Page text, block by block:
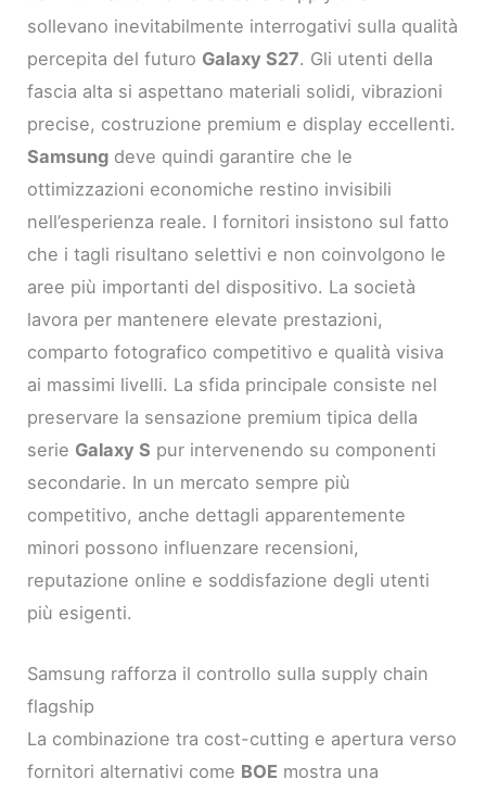
sollevano inevitabilmente interrogativi sulla qualità
percepita del futuro Galaxy S27. Gli utenti della
fascia alta si aspettano materiali solidi, vibrazioni
precise, costruzione premium e display eccellenti.
Samsung deve quindi garantire che le
ottimizzazioni economiche restino invisibili
nell’esperienza reale. I fornitori insistono sul fatto
che i tagli risultano selettivi e non coinvolgono le
aree più importanti del dispositivo. La società
lavora per mantenere elevate prestazioni,
comparto fotografico competitivo e qualità visiva
ai massimi livelli. La sfida principale consiste nel
preservare la sensazione premium tipica della
serie Galaxy S pur intervenendo su componenti
secondarie. In un mercato sempre più
competitivo, anche dettagli apparentemente
minori possono influenzare recensioni,
reputazione online e soddisfazione degli utenti
più esigenti.
Samsung rafforza il controllo sulla supply chain
flagship
La combinazione tra cost-cutting e apertura verso
fornitori alternativi come BOE mostra una